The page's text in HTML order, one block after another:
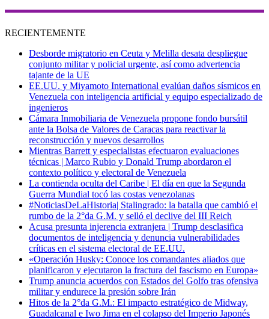
RECIENTEMENTE
Desborde migratorio en Ceuta y Melilla desata despliegue
conjunto militar y policial urgente, así como advertencia
tajante de la UE
EE.UU. y Miyamoto International evalúan daños sísmicos en
Venezuela con inteligencia artificial y equipo especializado de
ingenieros
Cámara Inmobiliaria de Venezuela propone fondo bursátil
ante la Bolsa de Valores de Caracas para reactivar la
reconstrucción y nuevos desarrollos
Mientras Barrett y especialistas efectuaron evaluaciones
técnicas | Marco Rubio y Donald Trump abordaron el
contexto político y electoral de Venezuela
La contienda oculta del Caribe | El día en que la Segunda
Guerra Mundial tocó las costas venezolanas
#NoticiasDeLaHistoria| Stalingrado: la batalla que cambió el
rumbo de la 2°da G.M. y selló el declive del III Reich
Acusa presunta injerencia extranjera | Trump desclasifica
documentos de inteligencia y denuncia vulnerabilidades
críticas en el sistema electoral de EE.UU.
«Operación Husky: Conoce los comandantes aliados que
planificaron y ejecutaron la fractura del fascismo en Europa»
Trump anuncia acuerdos con Estados del Golfo tras ofensiva
militar y endurece la presión sobre Irán
Hitos de la 2°da G.M.: El impacto estratégico de Midway,
Guadalcanal e Iwo Jima en el colapso del Imperio Japonés